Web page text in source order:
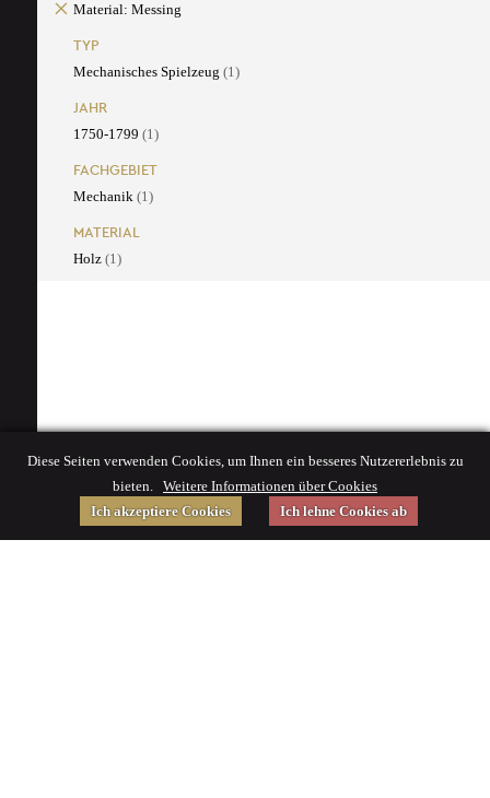
Material: Messing
TYP
Mechanisches Spielzeug (1)
JAHR
1750-1799 (1)
FACHGEBIET
Mechanik (1)
MATERIAL
Holz (1)
Diese Seiten verwenden Cookies, um Ihnen ein besseres Nutzererlebnis zu
bieten. Weitere Informationen über Cookies
Ich akzeptiere Cookies
Ich lehne Cookies ab